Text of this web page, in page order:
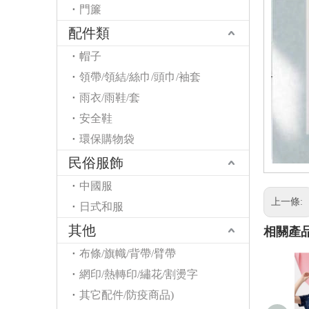
門簾
配件類
帽子
領帶/領結/絲巾/頭巾/袖套
雨衣/雨鞋/套
安全鞋
環保購物袋
民俗服飾
中國服
日式和服
其他
布條/旗幟/背帶/臂帶
網印/熱轉印/繡花/割燙字
其它配件/防疫商品)
上一條:
相關產